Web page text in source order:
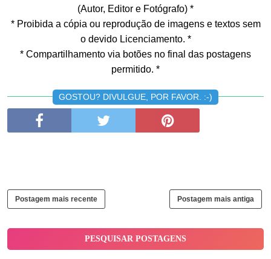
(Autor, Editor e Fotógrafo) *
* Proibida a cópia ou reprodução de imagens e textos sem
o devido Licenciamento. *
* Compartilhamento via botões no final das postagens
permitido. *
GOSTOU? DIVULGUE, POR FAVOR. :-)
Postagem mais recente Postagem mais antiga
PESQUISAR POSTAGENS